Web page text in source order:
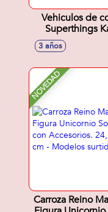
Vehiculos de
Superthings
Power Battle,
Kazoom o Multi,
accesorios -
3 años
NOVEDAD
Carroza Reino